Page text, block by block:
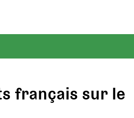
français sur le